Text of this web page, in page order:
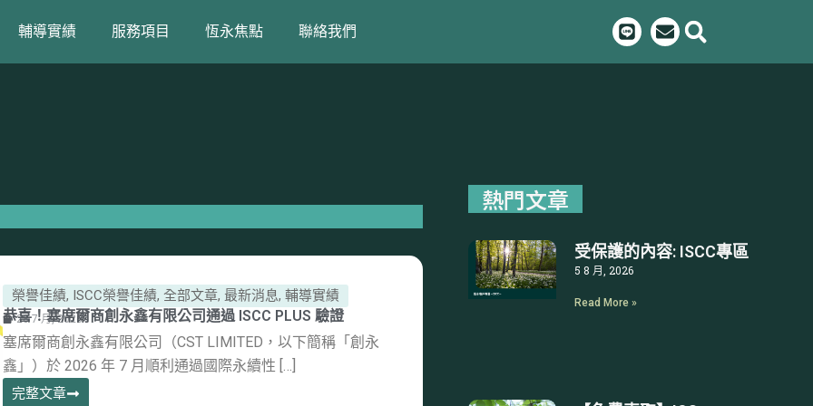
輔導實績 服務項目 恆永焦點 聯絡我們
L
i
n
E
n
v
榮譽佳績, ISCC榮譽佳績,全部文章, 最新消息,輔導實績
恭喜！塞席爾商創永鑫有限公司通過 ISCC PLUS 驗證
28 7 月, 2026
塞席爾商創永鑫有限公司（CST LIMITED，以下簡稱「創永
鑫」）於 2026 年 7 月順利通過國際永續性 […]
完整文章
熱門文章
受保護的內容: ISCC專區
5 8 月, 2026
Read More »